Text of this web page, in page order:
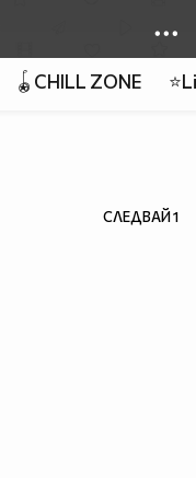
🪀CHILL ZONE
СЛЕДВАЙ1